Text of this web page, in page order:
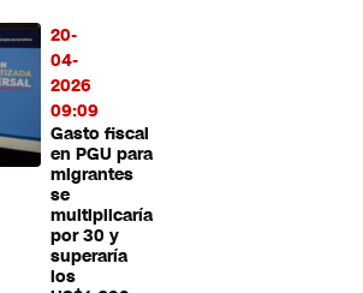
20-
04-
2026
09:09
Gasto fiscal
en PGU para
migrantes
se
multiplicaría
por 30 y
superaría
los